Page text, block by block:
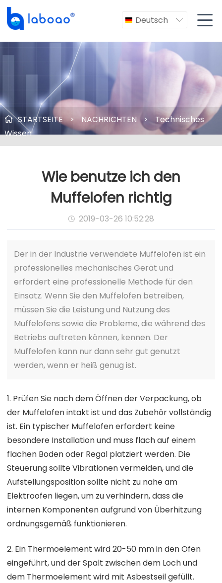
Deutsch  
 STARTSEITE > NACHRICHTEN >
Technisches
Wissen
Wie benutze ich den
Muffelofen richtig
 2019-03-26 10:52:28
Der in der Industrie verwendete Muffelofen ist ein
professionelles mechanisches Gerät und
erfordert eine professionelle Methode für den
Einsatz. Wenn Sie den Muffelofen betreiben,
müssen Sie die Leistung und Nutzung des
Muffelofens sowie die Probleme, die während des
Betriebs auftreten können, kennen. Der
Muffelofen kann nur dann sehr gut genutzt
werden, wenn er heiß genug ist.
1. Prüfen Sie nach dem Öffnen der Verpackung, ob
der Muffelofen intakt ist und das Zubehör vollständig
ist. Ein typischer Muffelofen erfordert keine
besondere Installation und muss flach auf einem
flachen Boden oder Regal platziert werden. Die
Steuerung sollte Vibrationen vermeiden, und die
Aufstellungsposition sollte nicht zu nahe am
Elektroofen liegen, um zu verhindern, dass die
internen Komponenten aufgrund von Überhitzung
ordnungsgemäß funktionieren.
2. Ein Thermoelement wird 20-50 mm in den Ofen
eingeführt, und der Spalt zwischen dem Loch und
dem Thermoelement wird mit Asbestseil gefüllt.